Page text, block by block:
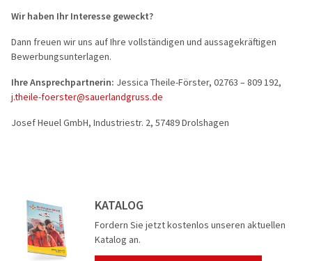
Wir haben Ihr Interesse geweckt?
Dann freuen wir uns auf Ihre vollständigen und aussagekräftigen
Bewerbungsunterlagen.
Ihre Ansprechpartnerin: Jessica Theile-Förster, 02763 – 809 192,
j.theile-foerster@sauerlandgruss.de
Josef Heuel GmbH, Industriestr. 2, 57489 Drolshagen
KATALOG
Fordern Sie jetzt kostenlos unseren aktuellen
Katalog an.